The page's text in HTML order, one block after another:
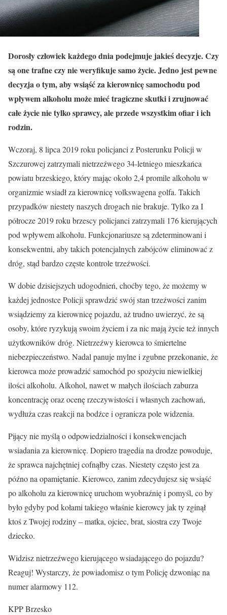
Dorosły człowiek każdego dnia podejmuje jakieś decyzje. Czy
są one trafne czy nie weryfikuje samo życie. Jedno jest pewne
decyzja o tym, aby wsiąść za kierownicę samochodu pod
wpływem alkoholu może mieć tragiczne skutki i zrujnować
całe życie nie tylko sprawcy, ale przede wszystkim ofiar i ich
rodzin.
Wczoraj, 8 lipca 2019 roku policjanci z Posterunku Policji w
Szczurowej zatrzymali nietrzeźwego 34-letniego mieszkańca
powiatu brzeskiego, który mając około 2,4 promile alkoholu w
organizmie wsiadł za kierownicę volkswagena golfa. Takich
przypadków niestety naszych drogach nie brakuje. Tylko za I
półrocze 2019 roku brzescy policjanci zatrzymali 176 kierujących
pod wpływem alkoholu. Funkcjonariusze są zdeterminowani i
konsekwentni, aby takich potencjalnych zabójców eliminować z
dróg, stąd bardzo częste kontrole trzeźwości.
W dobie dzisiejszych udogodnień, choćby tego, że możemy w
każdej jednostce Policji sprawdzić swój stan trzeźwości zanim
wsiądziemy za kierownicę pojazdu, aż trudno uwierzyć, że są
osoby, które ryzykują swoim życiem i za nic mają życie też innych
użytkowników dróg. Nietrzeźwy kierowca to śmiertelne
niebezpieczeństwo. Nadal panuje mylne i zgubne przekonanie, że
kierowca może prowadzić samochód po spożyciu niewielkiej
ilości alkoholu. Alkohol, nawet w małych ilościach zaburza
koncentrację oraz ocenę rzeczywistości i własnych zachowań,
wydłuża czas reakcji na bodźce i ogranicza pole widzenia.
Pijący nie myślą o odpowiedzialności i konsekwencjach
wsiadania za kierownicę. Dopiero tragedia na drodze powoduje,
że sprawca najchętniej cofnąłby czas. Niestety często jest za
późno na opamiętanie. Kierowco, zanim zdecydujesz się wsiąść
po alkoholu za kierownicę uruchom wyobraźnię i pomyśl, co by
było gdyby pod kołami takiego właśnie kierowcy jak ty zginął
ktoś z Twojej rodziny – matka, ojciec, brat, siostra czy Twoje
dziecko.
Widzisz nietrzeźwego kierującego wsiadającego do pojazdu?
Reaguj! Wystarczy, że powiadomisz o tym Policję dzwoniąc na
numer alarmowy 112.
KPP Brzesko